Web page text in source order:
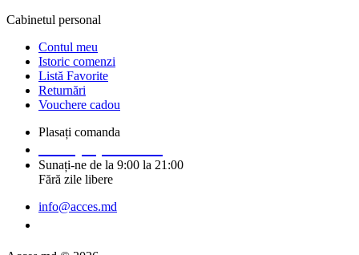
Cabinetul personal
Contul meu
Istoric comenzi
Listă Favorite
Returnări
Vouchere cadou
Plasați comanda
Sunați-ne de la 9:00 la 21:00
Fără zile libere
info@acces.md